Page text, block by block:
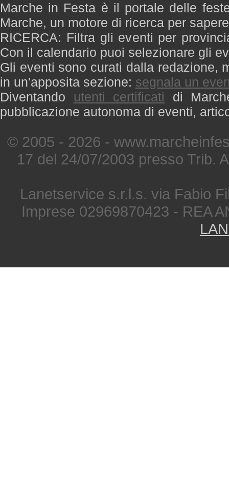
Marche in Festa è il portale delle
Marche, un motore di ricerca per
RICERCA: Filtra gli eventi per
Con il calendario puoi selezionare gli
Gli eventi sono curati dalla redazione,
in un'apposita sezione: segnala un
Diventando utenti certificati di
pubblicazione autonoma di eventi,
© 2005 - 2026 -
17 del 24/07/2003 presso Trib.
Lanetservice s.r.l.s. via Fabio
Imprese 02969870423 - REA